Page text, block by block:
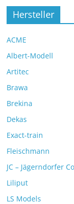
Hersteller
ACME
Albert-Modell
Artitec
Brawa
Brekina
Dekas
Exact-train
Fleischmann
JC – Jägerndorfer
Liliput
LS Models